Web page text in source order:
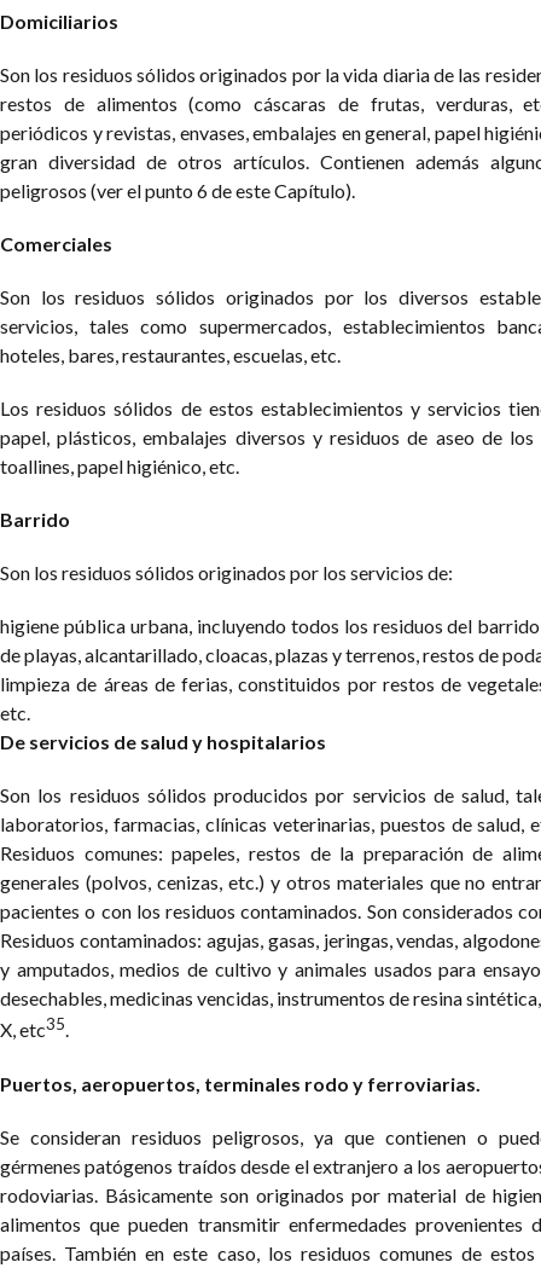
Domiciliarios
Son los residuos sólidos originados por la vida diaria de las
restos de alimentos (como cáscaras de frutas, verduras,
periódicos y revistas, envases, embalajes en general, papel
gran diversidad de otros artículos. Contienen además
peligrosos (ver el punto 6 de este Capítulo).
Comerciales
Son los residuos sólidos originados por los diversos
servicios, tales como supermercados, establecimientos
hoteles, bares, restaurantes, escuelas, etc.
Los residuos sólidos de estos establecimientos y servicios
papel, plásticos, embalajes diversos y residuos de aseo de
toallines, papel higiénico, etc.
Barrido
Son los residuos sólidos originados por los servicios de:
higiene pública urbana, incluyendo todos los residuos del
de playas, alcantarillado, cloacas, plazas y terrenos, restos de
limpieza de áreas de ferias, constituidos por restos de
etc.
De servicios de salud y hospitalarios
Son los residuos sólidos producidos por servicios de salud,
laboratorios, farmacias, clínicas veterinarias, puestos de salud,
Residuos comunes: papeles, restos de la preparación de
generales (polvos, cenizas, etc.) y otros materiales que no
pacientes o con los residuos contaminados. Son considerados
Residuos contaminados: agujas, gasas, jeringas, vendas,
y amputados, medios de cultivo y animales usados para
desechables, medicinas vencidas, instrumentos de resina
X, etc35.
Puertos, aeropuertos, terminales rodo y ferroviarias.
Se consideran residuos peligrosos, ya que contienen o
gérmenes patógenos traídos desde el extranjero a los
rodoviarias. Básicamente son originados por material de
alimentos que pueden transmitir enfermedades provenientes
países. También en este caso, los residuos comunes de